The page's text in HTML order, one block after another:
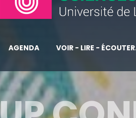
AGENDA VOIR - LIRE -